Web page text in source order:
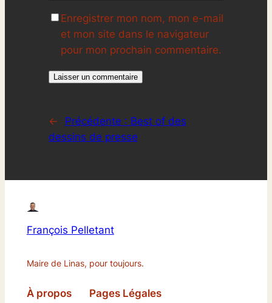
Enregistrer mon nom, mon e-mail
et mon site dans le navigateur
pour mon prochain commentaire.
← Précédente : Best of des
dessins de presse
François Pelletant
Maire de Linas, pour toujours.
À propos Pages Légales